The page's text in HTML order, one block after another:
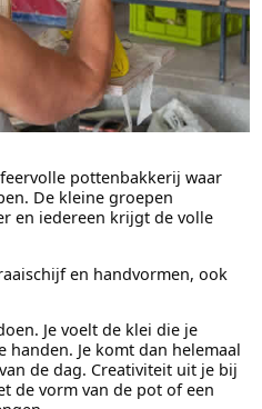
pottenbakkerij waar
De kleine groepen
en iedereen krijgt de volle
en handvormen, ook
Je voelt de klei die je
Je komt dan helemaal
de dag. Creativiteit uit je bij
de vorm van de pot of een